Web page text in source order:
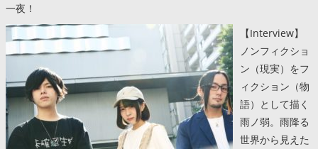
一夜！
【Interview】
ノンフィクショ
ン（現実）をフ
ィクション（物
語）として描く
雨ノ弱。雨降る
世界から見えた